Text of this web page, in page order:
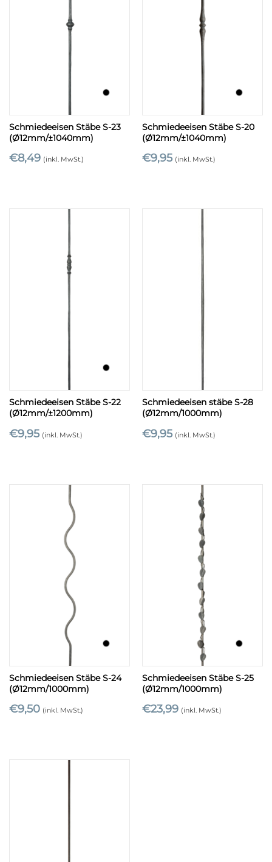
Schmiedeeisen Stäbe S-23
(Ø12mm/±1040mm)
€8,49 (inkl. MwSt.)
Schmiedeeisen Stäbe S-20
(Ø12mm/±1040mm)
€9,95 (inkl. MwSt.)
Schmiedeeisen Stäbe S-22
(Ø12mm/±1200mm)
€9,95 (inkl. MwSt.)
Schmiedeeisen stäbe S-28
(Ø12mm/1000mm)
€9,95 (inkl. MwSt.)
Schmiedeeisen Stäbe S-24
(Ø12mm/1000mm)
€9,50 (inkl. MwSt.)
Schmiedeeisen Stäbe S-25
(Ø12mm/1000mm)
€23,99 (inkl. MwSt.)